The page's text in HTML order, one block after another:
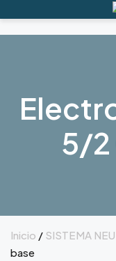
5/2
Inicio / SISTEMA
base